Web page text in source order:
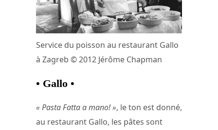
Service du poisson au restaurant Gallo
à Zagreb © 2012 Jérôme Chapman
• Gallo •
« Pasta Fatta a mano! », le ton est donné,
au restaurant Gallo, les pâtes sont